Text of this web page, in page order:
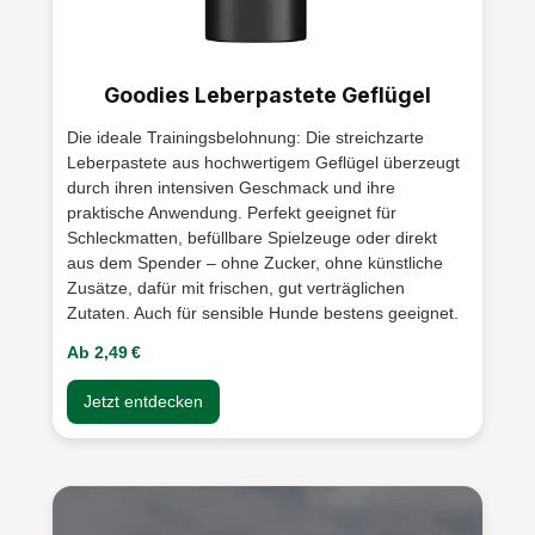
schmecken zwar dem Hund, allerdings sind
Hirschalm Kau-Stix hat ihr Hund aber
mehrere Wochen Spaß aufgrund der
besonderen Robustheit der Geweih
Knochen. Wird nicht klebrig und ist für
Menschen geruchsneutral Viele Kauprodukte
für Hunde hinterlassen Flecken auf
Teppichen oder Parkett. Unsere Kau-Stix
werden auch nach langem Kauen nicht
Flecken. Viele Kauartikel riechen auch für
unsere Nasen sehr intensiv - Hirschalm Kau-
Stix sind hingegen nahezu geruchsneutral.
Goodies Leberpastete Geflügel
Die ideale Trainingsbelohnung: Die streichzarte
Leberpastete aus hochwertigem Geflügel überzeugt
durch ihren intensiven Geschmack und ihre
praktische Anwendung. Perfekt geeignet für
Schleckmatten, befüllbare Spielzeuge oder direkt
aus dem Spender – ohne Zucker, ohne künstliche
Zusätze, dafür mit frischen, gut verträglichen
Zutaten. Auch für sensible Hunde bestens geeignet.
Ab 2,49 €
Jetzt entdecken